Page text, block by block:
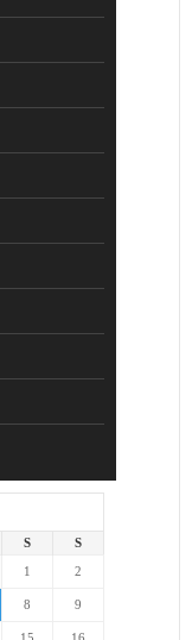
S
S
1
2
8 9
15 16